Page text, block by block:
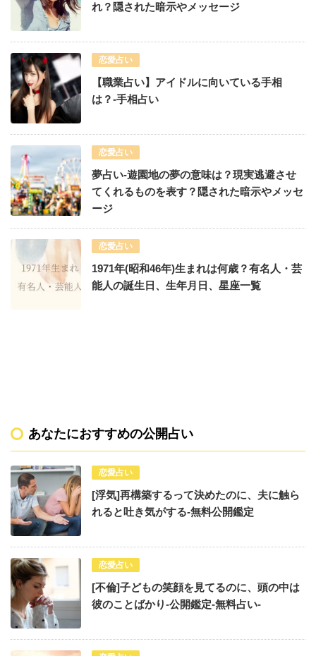
れ？隠された暗示やメッセージ
恋愛占い
【職業占い】アイドルに向いている手相
は？-手相占い
恋愛占い
夢占い-遊園地の夢の意味は？現実逃避させ
てくれるものを表す？隠された暗示やメッセ
ージ
恋愛占い
1971年(昭和46年)生まれは何歳？有名人・芸
能人の誕生日、生年月日、星座一覧
あなたにおすすめの公開占い
恋愛占い
[浮気]再構築するって決めたのに、夫に触ら
れると吐き気がする-無料公開鑑定
恋愛占い
[不倫]子どもの笑顔を見てるのに、頭の中は
彼のことばかり-公開鑑定-無料占い-